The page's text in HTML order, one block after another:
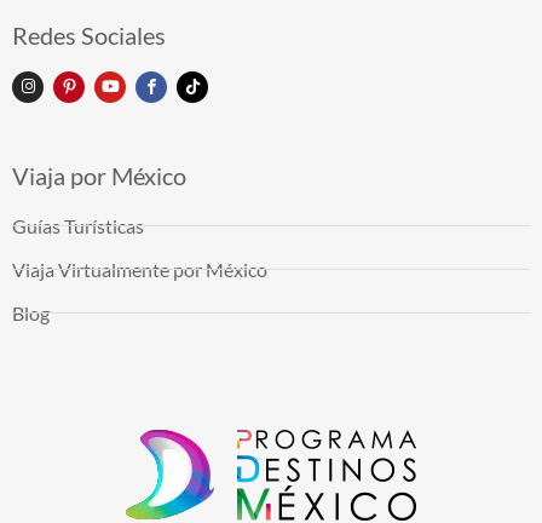
Redes Sociales
Viaja por México
Guías Turísticas
Viaja Virtualmente por México
Blog